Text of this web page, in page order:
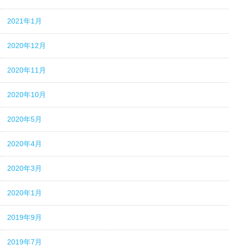
2021年1月
2020年12月
2020年11月
2020年10月
2020年5月
2020年4月
2020年3月
2020年1月
2019年9月
2019年7月